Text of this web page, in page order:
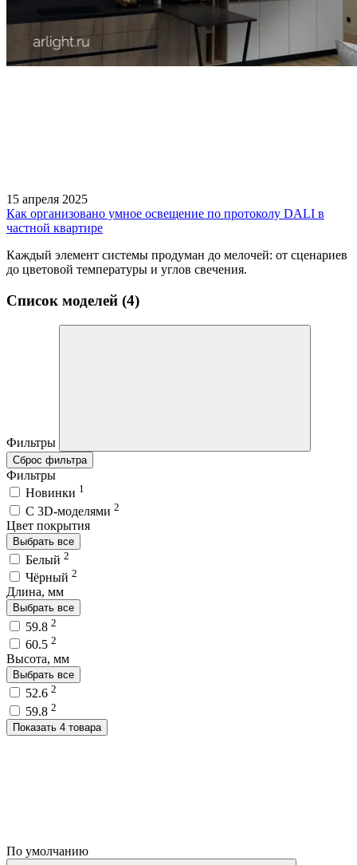
15 апреля 2025
Как организовано умное освещение по протоколу DALI в
частной квартире
Каждый элемент системы продуман до мелочей: от сценариев
до цветовой температуры и углов свечения.
Список моделей (4)
Фильтры
Сброс фильтра
Фильтры
Новинки 1
C 3D-моделями 2
Цвет покрытия
Выбрать все
Белый 2
Чёрный 2
Длина, мм
Выбрать все
59.8 2
60.5 2
Высота, мм
Выбрать все
52.6 2
59.8 2
Показать 4 товара
По умолчанию